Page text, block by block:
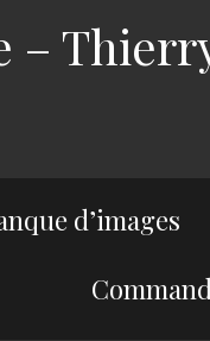
–
d’images